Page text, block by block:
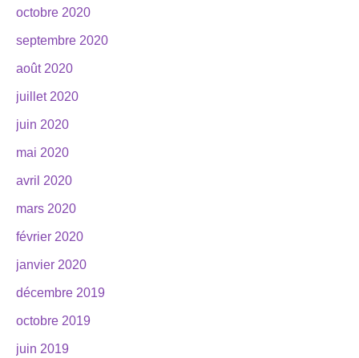
octobre 2020
septembre 2020
août 2020
juillet 2020
juin 2020
mai 2020
avril 2020
mars 2020
février 2020
janvier 2020
décembre 2019
octobre 2019
juin 2019